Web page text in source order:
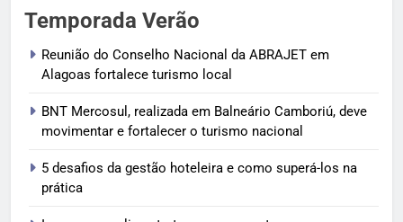
Temporada Verão
Reunião do Conselho Nacional da ABRAJET em
Alagoas fortalece turismo local
BNT Mercosul, realizada em Balneário Camboriú, deve
movimentar e fortalecer o turismo nacional
5 desafios da gestão hoteleira e como superá-los na
prática